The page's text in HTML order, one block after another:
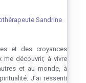
Sandrine
et des croyances
me découvrir, à vivre
et au monde, à
J’ai ressenti